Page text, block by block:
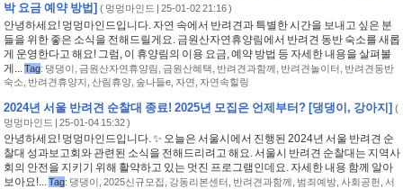
박 요금 예약 방법] ( 멍멍마인드 | 25-01-02 21:16 )
안녕하세요! 멍멍마인드입니다. 자연 속에서 반려견과 특별한 시간을 보내고 싶은 분
들을 위한 좋은 소식을 전해드릴게요. 금원산자연휴양림에서 반려견 동반 숙소를 새롭
게 운영한다고 해요! 그럼, 이 휴양림의 이용 요금, 예약 방법 등 자세한 내용을 살펴볼
게...Tag: 댕댕이 금원산자연휴양림 금원산혜택 반려견과함께 반려견놀이터 반려견동반
숙소 반려견휴양지 산림휴양, 숲나들e, 자연 자연속힐링
2024년 서울 반려견 순찰대 종료! 2025년 모집은 언제부터? [댕댕이, 강아지] (
멍멍마인드 | 25-01-04 15:32 )
안녕하세요! 멍멍마인드입니다. ✨ 오늘은 서울시에서 진행된 2024년 서울 반려견 순
찰대 성과보고회와 관련된 소식을 전해드리려고 해요. 서울시 반려견 순찰대는 지역사
회의 안전을 지키기 위해 활약하고 있는 멋진 프로그램인데요. 자세한 내용 함께 알아
보아요!...Tag: 댕댕이 2025신규모집 강동리본센터 반려견과함께 범죄예방, 사회공헌 서